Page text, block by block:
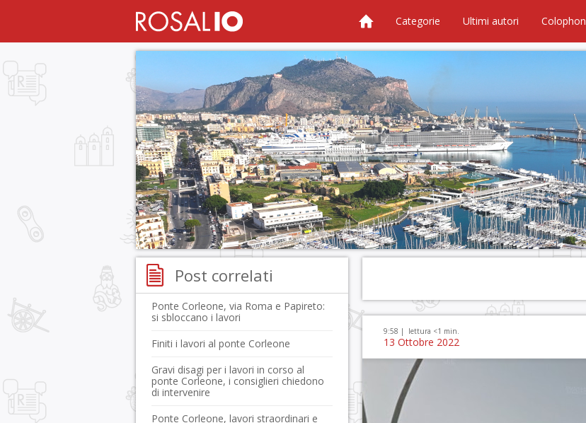
Categorie Ultimi autori Colophon
9:58 | lettura <1 min.
13 Ottobre 2022
Post correlati
Ponte Corleone, via Roma e Papireto:
si sbloccano i lavori
Finiti i lavori al ponte Corleone
Gravi disagi per i lavori in corso al
ponte Corleone, i consiglieri chiedono
di intervenire
Ponte Corleone, lavori straordinari e